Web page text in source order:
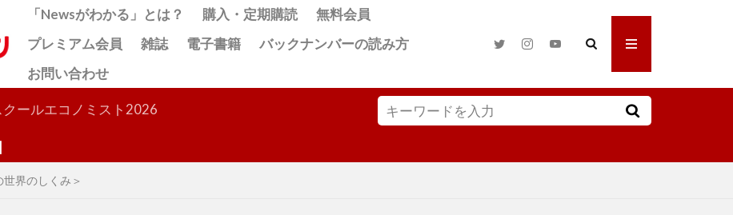
「Newsがわかる」とは？ 購入・定期購読
無料会員
プレミアム会員
雑誌 電子書籍
バックナンバーの読み方
お問い合わせ
クールエコノミスト2026
界のしくみ＞
検索